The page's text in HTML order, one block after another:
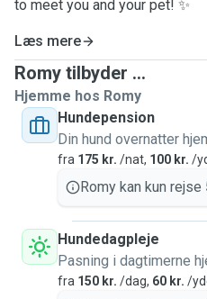
to meet you and your pet! ✨
Læs mere
Romy tilbyder ...
Hjemme hos Romy
Hundepension
Din hund overnatter
fra 175 kr. /nat, 100 kr. /
Romy kan kun
Hundedagpleje
Pasning i dagtimerne
fra 150 kr. /dag, 60 kr. /